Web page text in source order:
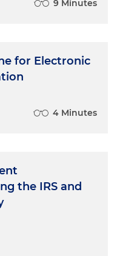
9 Minutes
for Electronic
4 Minutes
the IRS and